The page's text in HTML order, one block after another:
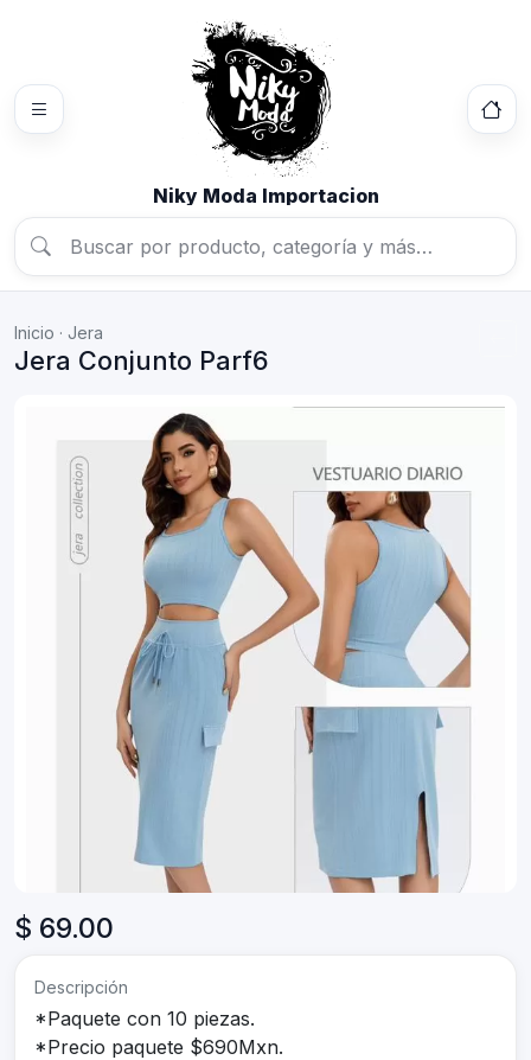
Niky Moda Importacion
Inicio · Jera
Jera Conjunto Parf6
$ 69.00
Descripción
*Paquete con 10 piezas.
*Precio paquete $690Mxn.